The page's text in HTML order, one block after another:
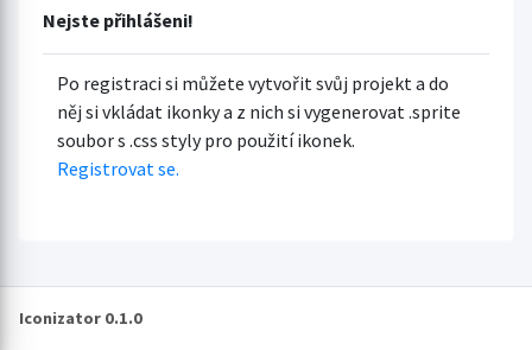
Nejste přihlášeni!
Po registraci si můžete vytvořit svůj projekt a do
něj si vkládat ikonky a z nich si vygenerovat .sprite
soubor s .css styly pro použití ikonek.
Registrovat se.
Iconizator 0.1.0